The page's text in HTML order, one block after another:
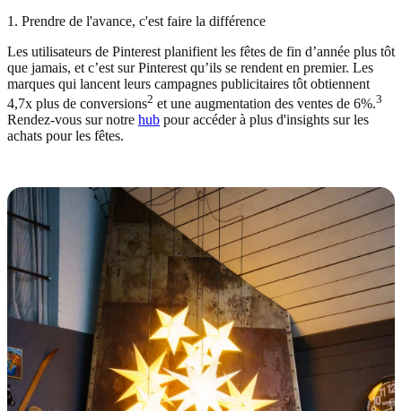
1. Prendre de l'avance, c'est faire la différence
Les utilisateurs de Pinterest planifient les fêtes de fin d’année plus tôt
que jamais, et c’est sur Pinterest qu’ils se rendent en premier. Les
marques qui lancent leurs campagnes publicitaires tôt obtiennent
4,7x plus de conversions2 et une augmentation des ventes de 6%.3
Rendez-vous sur notre hub pour accéder à plus d'insights sur les
achats pour les fêtes.